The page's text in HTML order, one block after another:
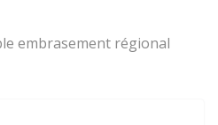
embrasement régional